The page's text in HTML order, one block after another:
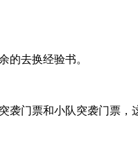
的去换经验书。
袭门票和小队突袭门票